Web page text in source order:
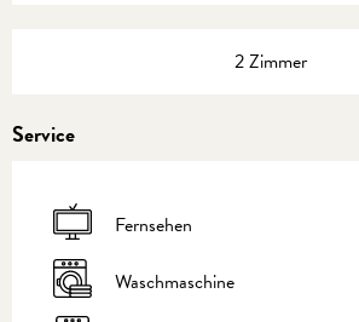
2 Zimmer
Service
Fernsehen
Waschmaschine